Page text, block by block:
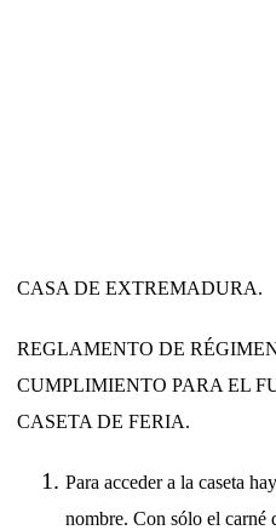
CASA DE EXTREMADURA.
REGLAMENTO DE
CUMPLIMIENTO PARA EL
CASETA DE FERIA.
Para acceder a la caseta
nombre. Con sólo el carné